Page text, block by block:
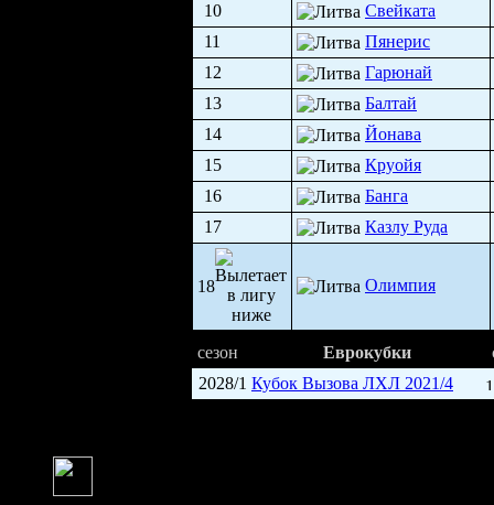
10
Свейката
11
Пянерис
12
Гарюнай
13
Балтай
14
Йонава
15
Круойя
16
Банга
17
Казлу Руда
18 Олимпия
сезон Еврокубки
2028/1 Кубок Вызова ЛХЛ 2021/4